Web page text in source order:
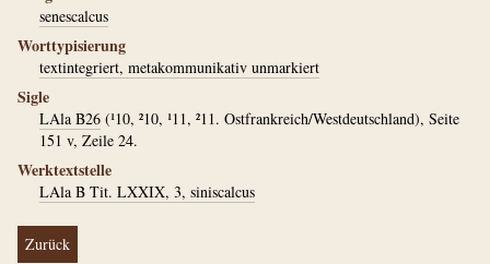
senescalcus
Worttypisierung
textintegriert, metakommunikativ unmarkiert
Sigle
LAla B26 (¹10, ²10, ¹11, ²11. Ostfrankreich/Westdeutschland), Seite
151 v, Zeile 24.
Werktextstelle
LAla B Tit. LXXIX, 3, siniscalcus
Zurück